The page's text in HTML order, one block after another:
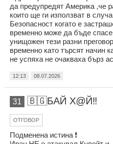
да предупредят Америка ,че
които ще ги използват в
Безопасност когато е
временно може да бъде
унищожен тези разни
временно като търсят начин
не успяха не очакваха бърз
12:13 08.07.2026
31 🇧🇬БАЙ Х@Й‼️
ОТГОВОР
Подменена истина ❗